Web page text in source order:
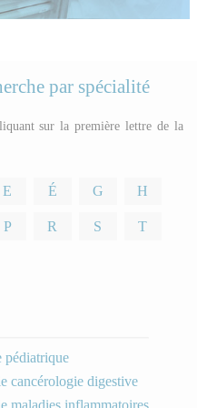
par spécialité
sur la première lettre de la
E É G H
P R S T
pédiatrique
cancérologie digestive